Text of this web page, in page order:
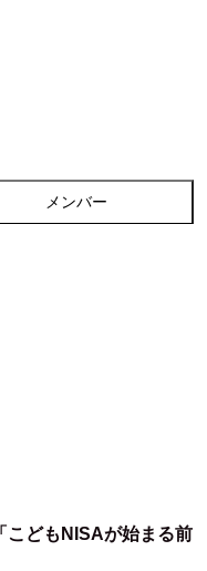
メンバー
こどもNISAが始まる前